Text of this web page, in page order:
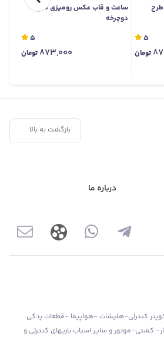
5
تومان
ساعت و قاب عکس رومیزی طرح
دوچرخه
5
873,000تومان
بازگشت به بالا
درباره ما
کنترلی-هلیشات -هواپیما -قطعات یدکی
کشتی-موتور و سایر اسباب بازیهای کنترلی و